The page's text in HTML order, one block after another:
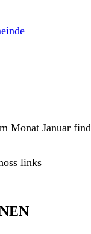
Monat Januar
links